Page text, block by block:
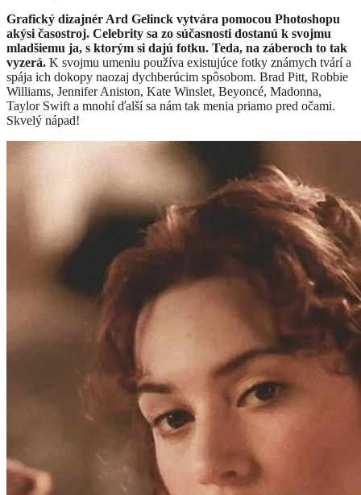
Grafický dizajnér Ard Gelinck vytvára pomocou Photoshopu
akýsi časostroj. Celebrity sa zo súčasnosti dostanú k svojmu
mladšiemu ja, s ktorým si dajú fotku. Teda, na záberoch to tak
vyzerá. K svojmu umeniu používa existujúce fotky známych tvárí a
spája ich dokopy naozaj dychberúcim spôsobom. Brad Pitt, Robbie
Williams, Jennifer Aniston, Kate Winslet, Beyoncé, Madonna,
Taylor Swift a mnohí ďalší sa nám tak menia priamo pred očami.
Skvelý nápad!